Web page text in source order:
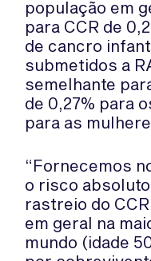
população em
para CCR de
de cancro
submetidos a
semelhante
de 0,27% para
para as
“Fornecemos
o risco
rastreio do
em geral na
mundo (idade